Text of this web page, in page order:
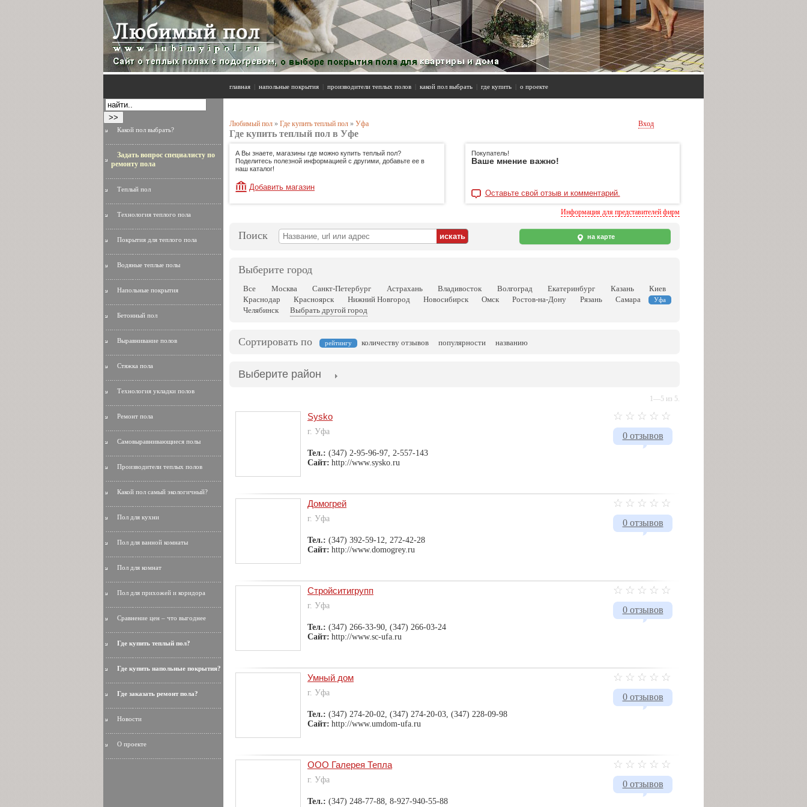
главная напольные покрытия производители теплых полов какой пол выбрать где купить о проекте
Какой пол выбрать?
Задать вопрос специалисту по
ремонту пола
Теплый пол
Технология теплого пола
Покрытия для теплого пола
Водяные теплые полы
Напольные покрытия
Бетонный пол
Выравнивание полов
Стяжка пола
Технология укладки полов
Ремонт пола
Самовыравнивающиеся полы
Производители теплых полов
Какой пол самый экологичный?
Пол для кухни
Пол для ванной комнаты
Пол для комнат
Пол для прихожей и коридора
Сравнение цен – что выгоднее
Где купить теплый пол?
Где купить напольные покрытия?
Где заказать ремонт пола?
Новости
О проекте
Любимый пол » Где купить теплый пол » Уфа Вход
Где купить теплый пол в Уфе
А Вы знаете, магазины где можно купить теплый пол?
Поделитесь полезной информацией с другими, добавьте ее в
наш каталог!
Добавить магазин
Покупатель!
Ваше мнение важно!
Оставьте свой отзыв и комментарий.
Информация для представителей фирм
Поиск на карте
Выберите город
Все Москва Санкт-Петербург Астрахань Владивосток Волгоград Екатеринбург Казань
Киев
Краснодар
Красноярск Нижний Новгород Новосибирск Омск Ростов-на-Дону Рязань Самара Уфа
Челябинск Выбрать другой город
Сортировать по рейтингу количеству отзывов популярности названию
Выберите район
1—5 из 5.
0 отзывов
Sysko
г. Уфа
Тел.: (347) 2-95-96-97, 2-557-143
Сайт: http://www.sysko.ru
0 отзывов
Домогрей
г. Уфа
Тел.: (347) 392-59-12, 272-42-28
Сайт: http://www.domogrey.ru
0 отзывов
Стройситигрупп
г. Уфа
Тел.: (347) 266-33-90, (347) 266-03-24
Сайт: http://www.sc-ufa.ru
0 отзывов
Умный дом
г. Уфа
Тел.: (347) 274-20-02, (347) 274-20-03, (347) 228-09-98
Сайт: http://www.umdom-ufa.ru
0 отзывов
OOO Галерея Тепла
г. Уфа
Тел.: (347) 248-77-88, 8-927-940-55-88